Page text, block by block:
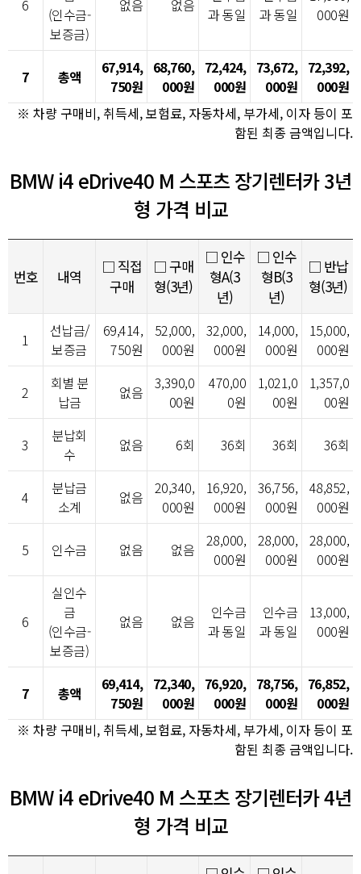
6
(인수금-
보증금)
없음 없음
과 동일
과 동일
000원
7 총액
67,914,
750원
68,760,
000원
72,424,
000원
73,672,
000원
72,392,
000원
※ 차량 구매비, 취득세, 보험료, 자동차세, 부가세, 이자 등이 포
함된 최종 금액입니다.
BMW i4 eDrive40 M 스포츠 장기렌터카 3년
형 가격 비교
번호 내역
□ 직접
구매
□ 구매
형(3년)
□ 인수
형A(3
년)
□ 인수
형B(3
년)
□ 반납
형(3년)
1
선납금/
보증금
69,414,
750원
52,000,
000원
32,000,
000원
14,000,
000원
15,000,
000원
2
회별 분
납금
없음
3,390,0
00원
470,00
0원
1,021,0
00원
1,357,0
00원
3
분납회
수
없음 6회 36회 36회 36회
4
분납금
소계
없음
20,340,
000원
16,920,
000원
36,756,
000원
48,852,
000원
5 인수금 없음 없음
28,000,
000원
28,000,
000원
28,000,
000원
6
실인수
금
(인수금-
보증금)
없음 없음
인수금
과 동일
인수금
과 동일
13,000,
000원
7 총액
69,414,
750원
72,340,
000원
76,920,
000원
78,756,
000원
76,852,
000원
※ 차량 구매비, 취득세, 보험료, 자동차세, 부가세, 이자 등이 포
함된 최종 금액입니다.
BMW i4 eDrive40 M 스포츠 장기렌터카 4년
형 가격 비교